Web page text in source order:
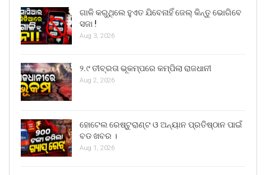
ଗାଳି କରୁଥିଲେ ହୁଏତ ଯିବେନାହିଁ ଜେଲ୍ କିନ୍ତୁ ଭୋଗିବେ
ସଜା !
Aug 3, 2026
୨.୯ ତୀବ୍ରତା ଭୂକମ୍ପରେ କମ୍ପିଲା ରାଜଧାନୀ
Aug 2, 2026
ହୋଟେଲ ରେଷ୍ଟୁରାଣ୍ଟ ଓ ଅନ୍ୟାନ ପ୍ରତିଷ୍ଠାନ ପାଇଁ
ବଡ ଖବର ।
Aug 1, 2026